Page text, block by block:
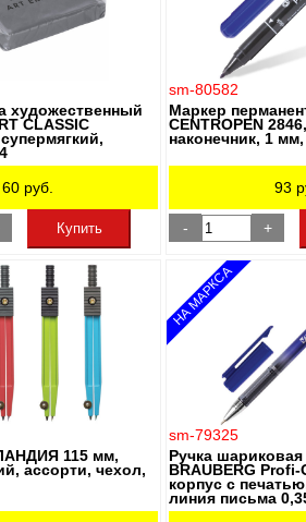
художественный
CLASSIC
60руб.
Купить
sm-80582
Маркер
CENTROPEN
наконечник, 1
93
- +
115 мм,
ассорти, чехол,
НА МАРКСА
sm-79325
Ручка
BRAUBERG
корпус с
линия письма